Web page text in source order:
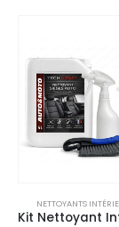
NETTOYANTS